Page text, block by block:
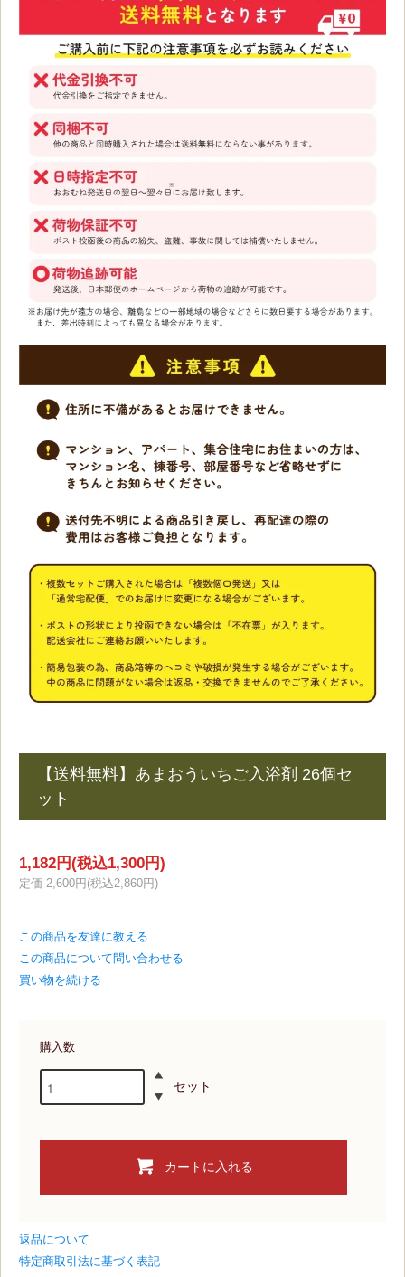
【送料無料】あまおういちご入浴剤 26個セ
ット
1,182円(税込1,300円)
定価 2,600円(税込2,860円)
この商品を友達に教える
この商品について問い合わせる
買い物を続ける
購入数
セット
カートに入れる
返品について
特定商取引法に基づく表記